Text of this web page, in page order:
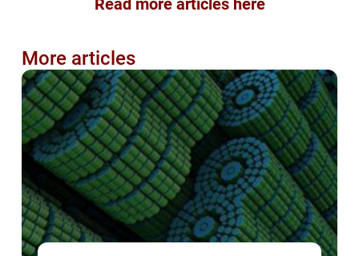
Read more articles here
More articles